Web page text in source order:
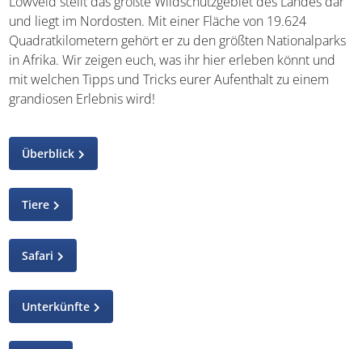
dar und liegt im Nordosten. Mit einer Fläche von 19.624
Quadratkilometern gehört er zu den größten
Nationalparks in Afrika. Wir zeigen euch, was ihr hier
erleben könnt und mit welchen Tipps und Tricks eurer
Aufenthalt zu einem grandiosen Erlebnis wird!
Überblick
Tiere
Safari
Unterkünfte